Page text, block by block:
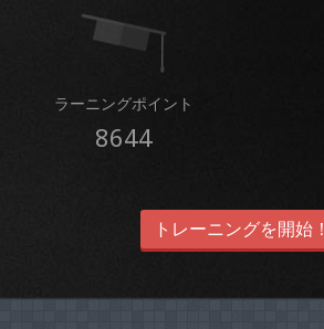
ラーニングポイント
8644
トレーニングを開始！